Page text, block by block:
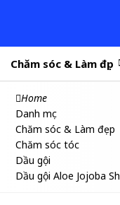
Chăm sóc & Làm đẹp
Home
Danh mục
Chăm sóc & Làm đẹp
Chăm sóc tóc
Dầu gội
Dầu gội Aloe Jojoba